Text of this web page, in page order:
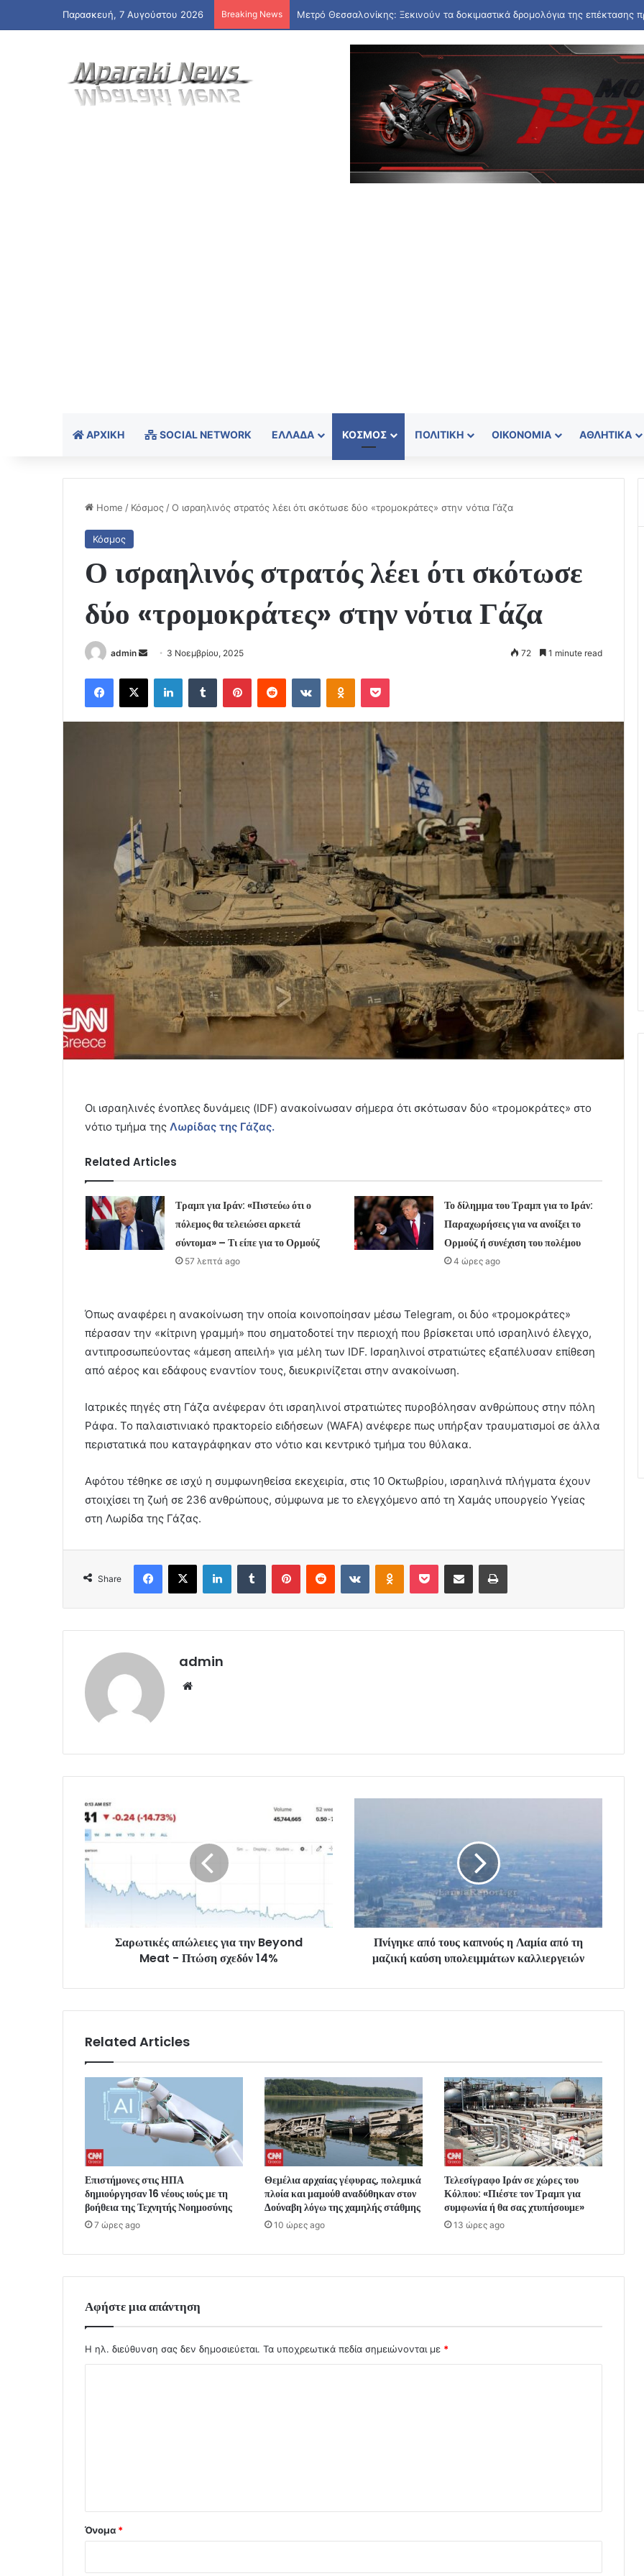
Παρασκευή, 7 Αυγούστου 2026 Breaking News
ΑΡΧΙΚΉ SOCIAL NETWORK ΕΛΛΆΔΑ ΚΌΣΜΟΣ ΠΟΛΙΤΙΚΉ ΟΙΚΟΝΟΜΊΑ ΑΘΛΗΤΙΚΆ
Home / Κόσμος /Ο ισραηλινός στρατός λέει ότι σκότωσε δύο «τρομοκράτες» στην νότια Γάζα
Κόσμος
Ο ισραηλινός στρατός λέει ότι σκότωσε
δύο «τρομοκράτες» στην νότια Γάζα
admin
Send
email
3 Νοεμβρίου, 2025 72 1 minute read
Facebook
X LinkedInTumblr PinterestReddit VKontakteOdnoklassniki
Pocket
Οι ισραηλινές ένοπλες δυνάμεις (IDF) ανακοίνωσαν σήμερα ότι σκότωσαν δύο «τρομοκράτες» στο
νότιο τμήμα της Λωρίδας της Γάζας.
Related Articles
Τραμπ για Ιράν: «Πιστεύω ότι ο
πόλεμος θα τελειώσει αρκετά
σύντομα» – Τι είπε για το Ορμούζ
57 λεπτά ago
Το δίλημμα του Τραμπ για το Ιράν:
Παραχωρήσεις για να ανοίξει το
Ορμούζ ή συνέχιση του πολέμου
4 ώρες ago
Όπως αναφέρει η ανακοίνωση την οποία κοινοποίησαν μέσω Telegram, οι δύο «τρομοκράτες»
πέρασαν την «κίτρινη γραμμή» που σηματοδοτεί την περιοχή που βρίσκεται υπό ισραηλινό έλεγχο,
αντιπροσωπεύοντας «άμεση απειλή» για μέλη των IDF. Ισραηλινοί στρατιώτες εξαπέλυσαν επίθεση
από αέρος και εδάφους εναντίον τους, διευκρινίζεται στην ανακοίνωση.
Ιατρικές πηγές στη Γάζα ανέφεραν ότι ισραηλινοί στρατιώτες πυροβόλησαν ανθρώπους στην πόλη
Ράφα. Το παλαιστινιακό πρακτορείο ειδήσεων (WAFA) ανέφερε πως υπήρξαν τραυματισμοί σε άλλα
περιστατικά που καταγράφηκαν στο νότιο και κεντρικό τμήμα του θύλακα.
Αφότου τέθηκε σε ισχύ η συμφωνηθείσα εκεχειρία, στις 10 Οκτωβρίου, ισραηλινά πλήγματα έχουν
στοιχίσει τη ζωή σε 236 ανθρώπους, σύμφωνα με το ελεγχόμενο από τη Χαμάς υπουργείο Υγείας
στη Λωρίδα της Γάζας.
Share
Facebook
X LinkedInTumblr PinterestReddit VKontakteOdnoklassniki
Pocket Share via Email Print
admin
Σαρωτικές απώλειες για την Beyond
Meat - Πτώση σχεδόν 14%
Πνίγηκε από τους καπνούς η Λαμία από τη
μαζική καύση υπολειμμάτων καλλιεργειών
Related Articles
Επιστήμονες στις ΗΠΑ
δημιούργησαν 16 νέους ιούς με τη
βοήθεια της Τεχνητής Νοημοσύνης
7 ώρες ago
Θεμέλια αρχαίας γέφυρας, πολεμικά
πλοία και μαμούθ αναδύθηκαν στον
Δούναβη λόγω της χαμηλής στάθμης
10 ώρες ago
Τελεσίγραφο Ιράν σε χώρες του
Κόλπου: «Πιέστε τον Τραμπ για
συμφωνία ή θα σας χτυπήσουμε»
13 ώρες ago
Αφήστε μια απάντηση
Η ηλ. διεύθυνση σας δεν δημοσιεύεται. Τα υποχρεωτικά πεδία σημειώνονται με *
Όνομα *